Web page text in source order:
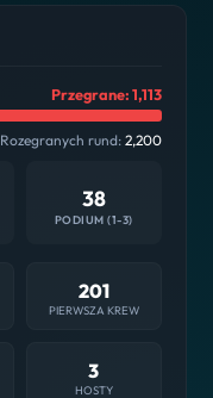
Przegrane: 1,113
Rozegranych rund: 2,200
38
PODIUM (1-3)
201
PIERWSZA KREW
3
HOSTY